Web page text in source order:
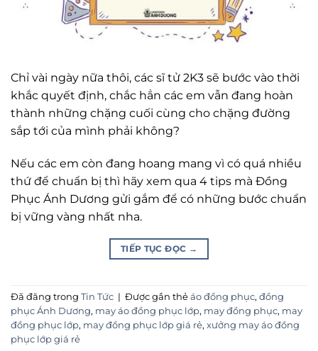
Chỉ vài ngày nữa thôi, các sĩ tử 2K3 sẽ bước vào thời
khắc quyết định, chắc hẳn các em vẫn đang hoàn
thành những chặng cuối cùng cho chặng đường
sắp tới của mình phải không?
Nếu các em còn đang hoang mang vì có quá nhiều
thứ để chuẩn bị thì hãy xem qua 4 tips mà Đồng
Phục Ánh Dương gửi gắm để có những bước chuẩn
bị vững vàng nhất nha.
TIẾP TỤC ĐỌC →
Đã đăng trong Tin Tức | Được gắn thẻ áo đồng phục, đồng
phục Ánh Dương, may áo đồng phục lớp, may đồng phục, may
đồng phục lớp, may đồng phục lớp giá rẻ, xưởng may áo đồng
phục lớp giá rẻ